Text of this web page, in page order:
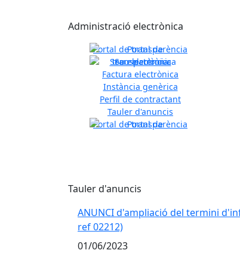
Administració electrònica
Portal de transparència
Seu electrònica
Factura electrònica
Instància genèrica
Perfil de contractant
Tauler d'anuncis
Previous
Portal de transparència
Tauler d'anuncis
ANUNCI d'ampliació del termini
ref 02212)
01/06/2023